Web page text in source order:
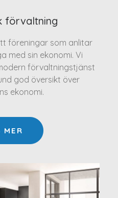
förvaltning
föreningar som anlitar
med sin ekonomi. Vi
förvaltningstjänst
god översikt över
ekonomi.
MER